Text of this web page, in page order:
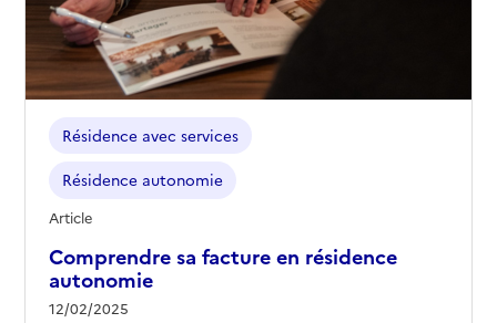
Comprendre sa facture en résidence
autonomie
12/02/2025
Résidence avec services
Résidence autonomie
Article